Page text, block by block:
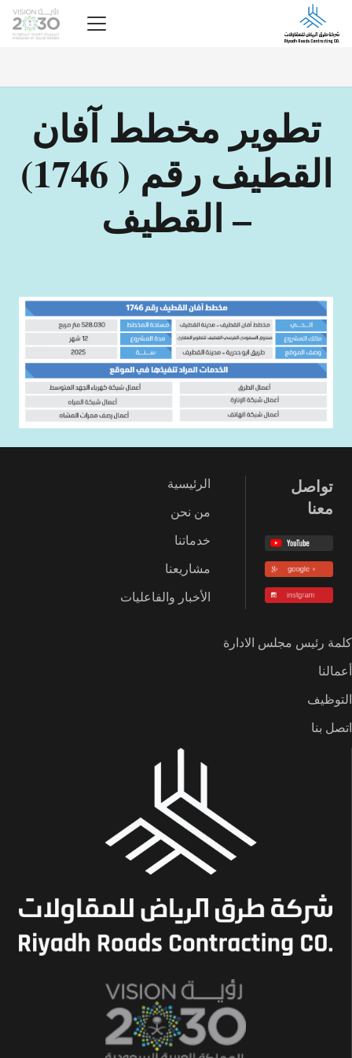
تطوير مخطط آفان
القطيف رقم ( 1746)
– القطيف
تواصل
معنا
الرئيسية
من نحن
خدماتنا
مشاريعنا
الأخبار والفاعليات
كلمة رئيس مجلس الادارة
أعمالنا
التوظيف
اتصل بنا